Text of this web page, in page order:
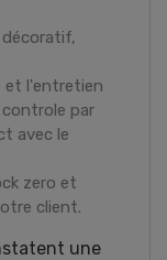
et l'entretien
controle par
avec le
zero et
client.
une